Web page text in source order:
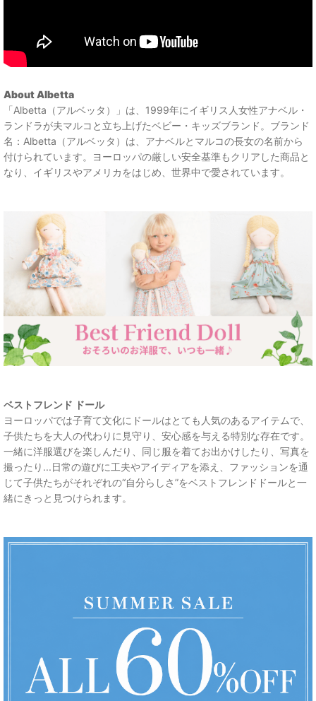
About Albetta
「Albetta（アルベッタ）」は、1999年にイギリス人女性アナベル・
ランドラが夫マルコと立ち上げたベビー・キッズブランド。ブランド
名：Albetta（アルベッタ）は、アナベルとマルコの長女の名前から
付けられています。ヨーロッパの厳しい安全基準もクリアした商品と
なり、イギリスやアメリカをはじめ、世界中で愛されています。
ベストフレンド ドール
ヨーロッパでは子育て文化にドールはとても人気のあるアイテムで、
子供たちを大人の代わりに見守り、安心感を与える特別な存在です。
一緒に洋服選びを楽しんだり、同じ服を着てお出かけしたり、写真を
撮ったり...日常の遊びに工夫やアイディアを添え、ファッションを通
じて子供たちがそれぞれの“自分らしさ”をベストフレンドドールと一
緒にきっと見つけられます。